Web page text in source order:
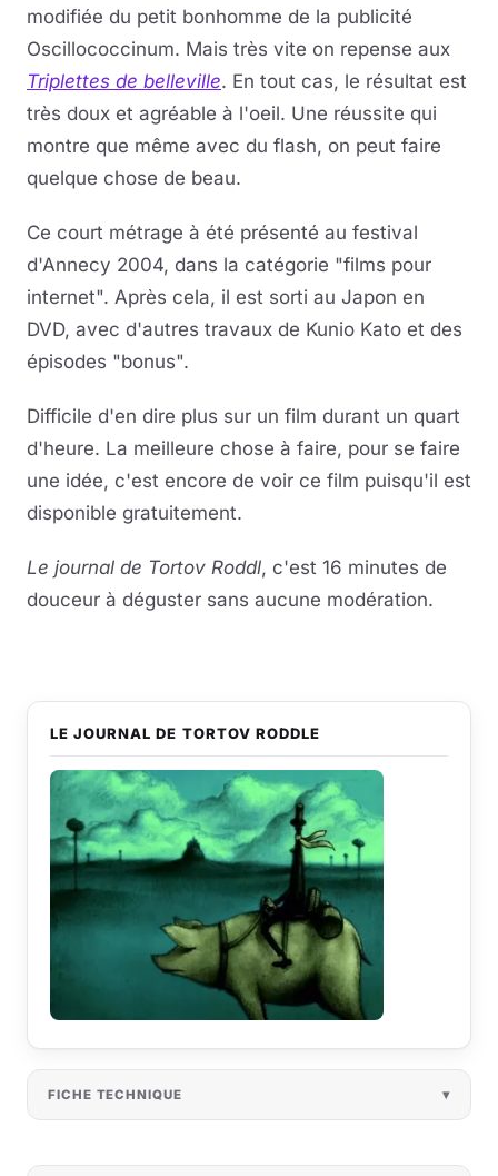
modifiée du petit bonhomme de la publicité
Oscillococcinum. Mais très vite on repense aux
Triplettes de belleville. En tout cas, le résultat est
très doux et agréable à l'oeil. Une réussite qui
montre que même avec du flash, on peut faire
quelque chose de beau.
Ce court métrage à été présenté au festival
d'Annecy 2004, dans la catégorie "films pour
internet". Après cela, il est sorti au Japon en
DVD, avec d'autres travaux de Kunio Kato et des
épisodes "bonus".
Difficile d'en dire plus sur un film durant un quart
d'heure. La meilleure chose à faire, pour se faire
une idée, c'est encore de voir ce film puisqu'il est
disponible gratuitement.
Le journal de Tortov Roddl, c'est 16 minutes de
douceur à déguster sans aucune modération.
LE JOURNAL DE TORTOV RODDLE
FICHE TECHNIQUE